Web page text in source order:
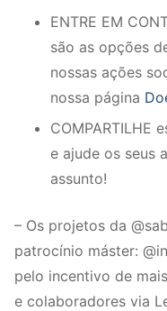
ENTRE EM
são as opções
nossas ações
nossa página
COMPARTILHE
e ajude os seus
assunto!
– Os projetos da
patrocínio máster:
pelo incentivo de
e colaboradores via